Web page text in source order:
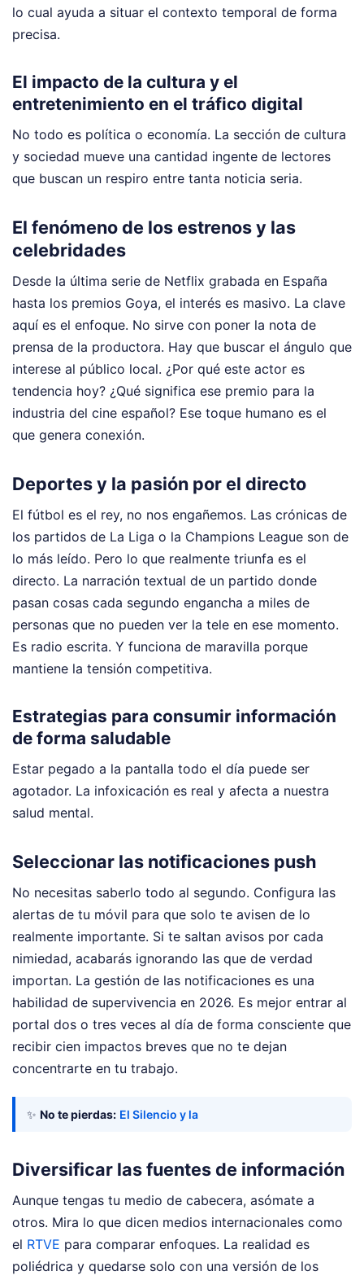
lo cual ayuda a situar el contexto temporal de forma
precisa.
El impacto de la cultura y el
entretenimiento en el tráfico digital
No todo es política o economía. La sección de cultura
y sociedad mueve una cantidad ingente de lectores
que buscan un respiro entre tanta noticia seria.
El fenómeno de los estrenos y las
celebridades
Desde la última serie de Netflix grabada en España
hasta los premios Goya, el interés es masivo. La clave
aquí es el enfoque. No sirve con poner la nota de
prensa de la productora. Hay que buscar el ángulo que
interese al público local. ¿Por qué este actor es
tendencia hoy? ¿Qué significa ese premio para la
industria del cine español? Ese toque humano es el
que genera conexión.
Deportes y la pasión por el directo
El fútbol es el rey, no nos engañemos. Las crónicas de
los partidos de La Liga o la Champions League son de
lo más leído. Pero lo que realmente triunfa es el
directo. La narración textual de un partido donde
pasan cosas cada segundo engancha a miles de
personas que no pueden ver la tele en ese momento.
Es radio escrita. Y funciona de maravilla porque
mantiene la tensión competitiva.
Estrategias para consumir información
de forma saludable
Estar pegado a la pantalla todo el día puede ser
agotador. La infoxicación es real y afecta a nuestra
salud mental.
Seleccionar las notificaciones push
No necesitas saberlo todo al segundo. Configura las
alertas de tu móvil para que solo te avisen de lo
realmente importante. Si te saltan avisos por cada
nimiedad, acabarás ignorando las que de verdad
importan. La gestión de las notificaciones es una
habilidad de supervivencia en 2026. Es mejor entrar al
portal dos o tres veces al día de forma consciente que
recibir cien impactos breves que no te dejan
concentrarte en tu trabajo.
✨ No te pierdas: El Silencio y la
Diversificar las fuentes de información
Aunque tengas tu medio de cabecera, asómate a
otros. Mira lo que dicen medios internacionales como
el RTVE para comparar enfoques. La realidad es
poliédrica y quedarse solo con una versión de los